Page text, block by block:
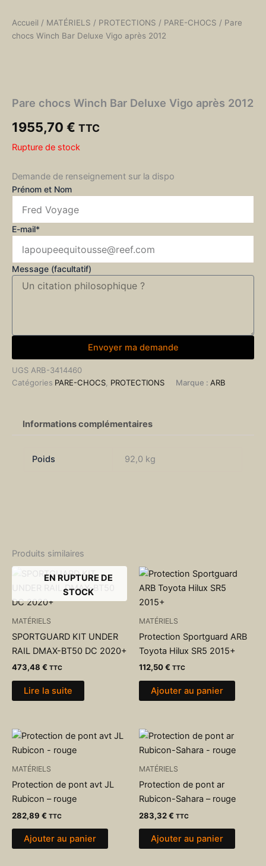
Accueil / MATÉRIELS / PROTECTIONS / PARE-CHOCS / Pare
chocs Winch Bar Deluxe Vigo après 2012
Pare chocs Winch Bar Deluxe Vigo après 2012
1955,70 € TTC
Rupture de stock
Demande de renseignement sur la dispo
Prénom et Nom
E-mail*
Message (facultatif)
Envoyer ma demande
UGS ARB-3414460
Catégories PARE-CHOCS PROTECTIONS Marque : ARB
Informations complémentaires
Poids 92,0 kg
Produits similaires
EN RUPTURE DE
STOCK
MATÉRIELS
SPORTGUARD KIT UNDER
RAIL DMAX-BT50 DC 2020+
473,48 € TTC
Lire la suite
MATÉRIELS
Protection Sportguard ARB
Toyota Hilux SR5 2015+
112,50€ TTC
Ajouter au panier
MATÉRIELS
Protection de pont avt JL
Rubicon – rouge
282,89 € TTC
Ajouter au panier
MATÉRIELS
Protection de pont ar
Rubicon-Sahara – rouge
283,32€ TTC
Ajouter au panier